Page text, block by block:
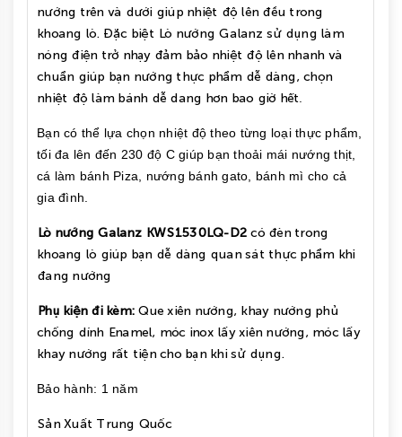
nướng trên và dưới giúp nhiệt độ lên đều trong
khoang lò. Đặc biệt Lò nướng Galanz sử dụng làm
nóng điện trở nhạy đảm bảo nhiệt độ lên nhanh và
chuẩn giúp bạn nướng thực phẩm dễ dàng, chọn
nhiệt độ làm bánh dễ dang hơn bao giờ hết.
Bạn có thể lựa chọn nhiệt độ theo từng loại thực phẩm,
tối đa lên đến 230 độ C giúp bạn thoải mái nướng thịt,
cá làm bánh Piza, nướng bánh gato, bánh mì cho cả
gia đình.
Lò nướng Galanz KWS1530LQ-D2 có đèn trong
khoang lò giúp bạn dễ dàng quan sát thực phẩm khi
đang nướng
Phụ kiện đi kèm: Que xiên nướng, khay nướng phủ
chống dính Enamel, móc inox lấy xiên nướng, móc lấy
khay nướng rất tiện cho bạn khi sử dụng.
Bảo hành: 1 năm
Sản Xuất Trung Quốc